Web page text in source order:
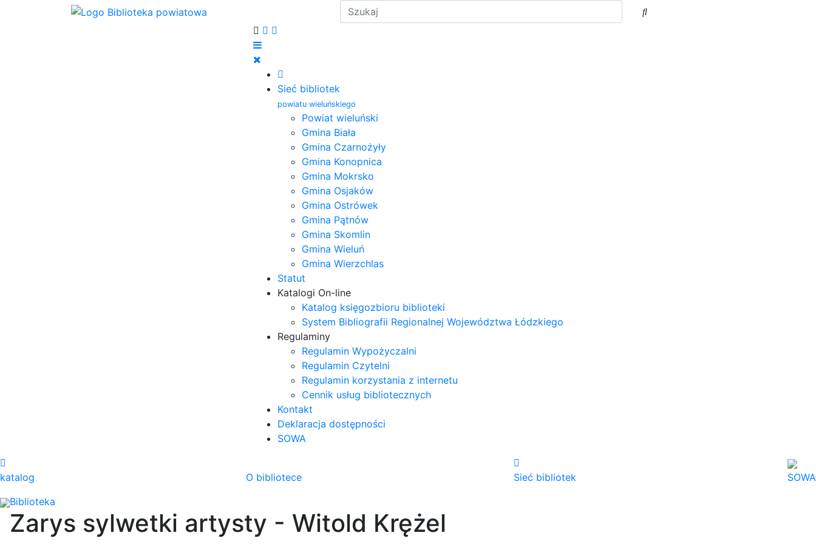
Sieć bibliotek
powiatu wieluńskiego
Powiat wieluński
Gmina Biała
Gmina Czarnożyły
Gmina Konopnica
Gmina Mokrsko
Gmina Osjaków
Gmina Ostrówek
Gmina Pątnów
Gmina Skomlin
Gmina Wieluń
Gmina Wierzchlas
Statut
Katalogi On-line
Katalog księgozbioru biblioteki
System Bibliografii Regionalnej Województwa Łódzkiego
Regulaminy
Regulamin Wypożyczalni
Regulamin Czytelni
Regulamin korzystania z internetu
Cennik usług bibliotecznych
Kontakt
Deklaracja dostępności
SOWA
katalog O bibliotece Sieć bibliotek
SOWA
Biblioteka
Zarys sylwetki artysty - Witold Krężel